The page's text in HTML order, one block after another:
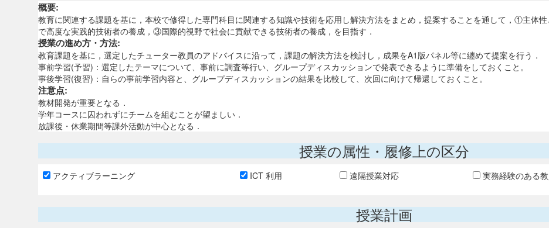
概要:
教育に関連する課題を基に，本校で修得した専門科目に関連する知識や技術を応用し解決方法をまとめ，提案することを通して，①主体
で高度な実践的技術者の養成，③国際的視野で社会に貢献できる技術者の養成，を目指す．
授業の進め方・方法:
教育課題を基に，選定したチューター教員のアドバイスに沿って，課題の解決方法を検討し，成果をA1版パネル等に纏めて提案を行う．
事前学習(予習)：選定したテーマについて、事前に調査等行い、グループディスカッションで発表できるように準備をしておくこと。
事後学習(復習)：自らの事前学習内容と、グループディスカッションの結果を比較して、次回に向けて帰還しておくこと。
注意点:
教材開発が重要となる．
学年コースに囚われずにチームを組むことが望ましい．
放課後・休業期間等課外活動が中心となる．
授業の属性・履修上の区分
アクティブラーニング ICT 利用 遠隔授業対応 実務経験のある
授業計画